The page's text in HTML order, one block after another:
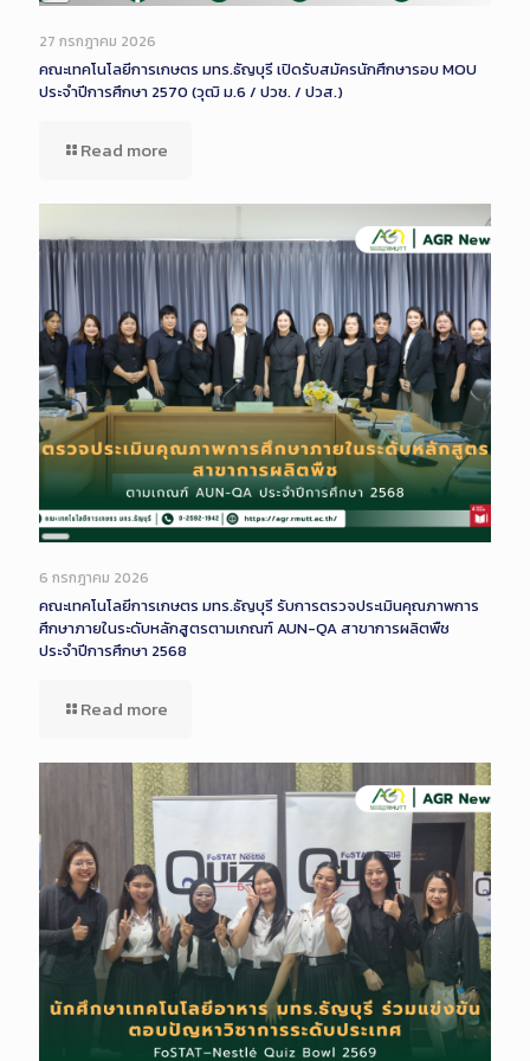
Long
Description
27 กรกฎาคม 2026
คณะเทคโนโลยีการเกษตร มทร.ธัญบุรี เปิดรับสมัครนักศึกษารอบ MOU
ประจำปีการศึกษา 2570 (วุฒิ ม.6 / ปวช. / ปวส.)
Read more
Long
Description
6 กรกฎาคม 2026
คณะเทคโนโลยีการเกษตร มทร.ธัญบุรี รับการตรวจประเมินคุณภาพการ
ศึกษาภายในระดับหลักสูตรตามเกณฑ์ AUN-QA สาขาการผลิตพืช
ประจำปีการศึกษา 2568
Read more